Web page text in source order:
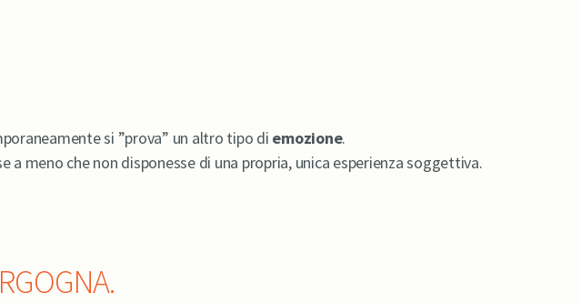
si ”prova” un altro tipo di emozione.
meno che non disponesse di una propria, unica esperienza soggettiva.